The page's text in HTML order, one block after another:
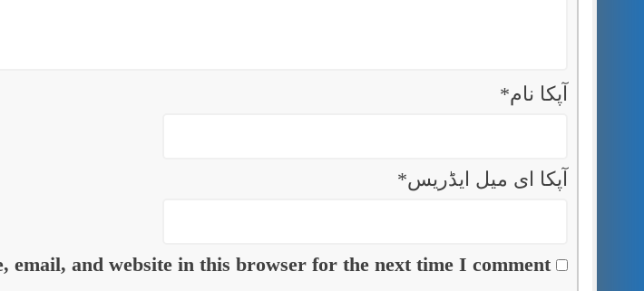
آپکا نام*
آپکا ای میل ایڈریس*
email, and website in this browser for the next time I comment.